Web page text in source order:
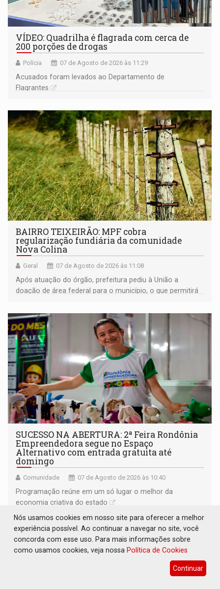
VÍDEO: Quadrilha é flagrada com cerca de
200 porções de drogas
Polícia 07 de Agosto de 2026 às 11:29
Acusados foram levados ao Departamento de
Flagrantes
BAIRRO TEIXEIRÃO: MPF cobra
regularização fundiária da comunidade
Nova Colina
Geral 07 de Agosto de 2026 às 11:08
Após atuação do órgão, prefeitura pediu à União a
doação de área federal para o município, o que permitirá
SUCESSO NA ABERTURA: 2ª Feira Rondônia
Empreendedora segue no Espaço
Alternativo com entrada gratuita até
domingo
Comunidade 07 de Agosto de 2026 às 10:40
Programação reúne em um só lugar o melhor da
economia criativa do estado
Nós usamos cookies em nosso site para oferecer a melhor
experiência possível. Ao continuar a navegar no site, você
concorda com esse uso. Para mais informações sobre
como usamos cookies, veja nossa Política de Cookies
Continuar